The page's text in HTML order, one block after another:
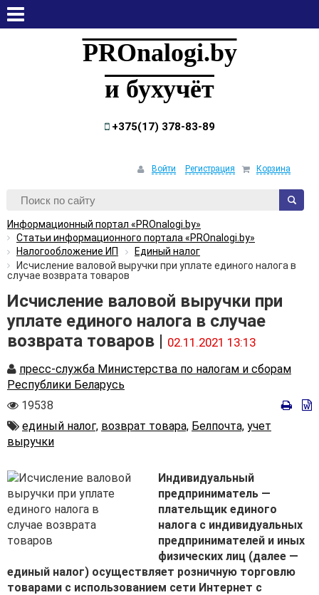
PROnalogi.by
и бухучёт
+375(17) 378-83-89
Войти Регистрация Корзина
Информационный портал «PROnalogi.by»
Статьи информационного портала «PROnalogi.by»
Налогообложение ИП
Единый налог
Исчисление валовой выручки при уплате единого налога в
случае возврата товаров
Исчисление валовой выручки при
уплате единого налога в случае
возврата товаров | 02.11.2021 13:13
Автор
пресс-служба Министерства по налогам и сборам
Республики Беларусь
Количество
просмотров
19538
Автор
единый налог, возврат товара, Белпочта, учет
выручки
Индивидуальный
предприниматель —
плательщик единого
налога с индивидуальных
предпринимателей и иных
физических лиц (далее —
единый налог) осуществляет розничную торговлю
товарами с использованием сети Интернет с